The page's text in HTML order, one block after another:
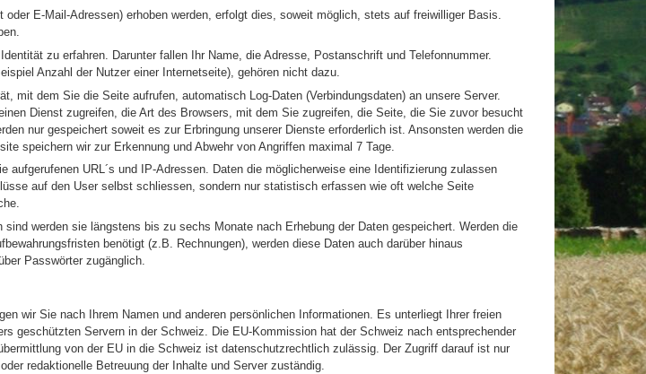
E-Mail-Adressen) erhoben werden, erfolgt dies, soweit möglich, stets auf freiwilliger Basis.
zu erfahren. Darunter fallen Ihr Name, die Adresse, Postanschrift und Telefonnummer.
Anzahl der Nutzer einer Internetseite), gehören nicht dazu.
mit dem Sie die Seite aufrufen, automatisch Log-Daten (Verbindungsdaten) an unsere Server.
Dienst zugreifen, die Art des Browsers, mit dem Sie zugreifen, die Seite, die Sie zuvor besucht
nur gespeichert soweit es zur Erbringung unserer Dienste erforderlich ist. Ansonsten werden die
speichern wir zur Erkennung und Abwehr von Angriffen maximal 7 Tage.
URL´s und IP-Adressen. Daten die möglicherweise eine Identifizierung zulassen
auf den User selbst schliessen, sondern nur statistisch erfassen wie oft welche Seite
werden sie längstens bis zu sechs Monate nach Erhebung der Daten gespeichert. Werden die
benötigt (z.B. Rechnungen), werden diese Daten auch darüber hinaus
Passwörter zugänglich.
wir Sie nach Ihrem Namen und anderen persönlichen Informationen. Es unterliegt Ihrer freien
geschützten Servern in der Schweiz. Die EU-Kommission hat der Schweiz nach entsprechender
von der EU in die Schweiz ist datenschutzrechtlich zulässig. Der Zugriff darauf ist nur
redaktionelle Betreuung der Inhalte und Server zuständig.